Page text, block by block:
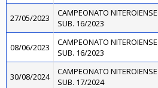
27/05/2023
CAMPEONATO
SUB. 16/2023
08/06/2023
CAMPEONATO
SUB. 16/2023
30/08/2024
CAMPEONATO
SUB. 17/2024